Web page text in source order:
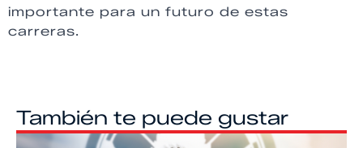
importante para un futuro de estas
carreras.
También te puede gustar